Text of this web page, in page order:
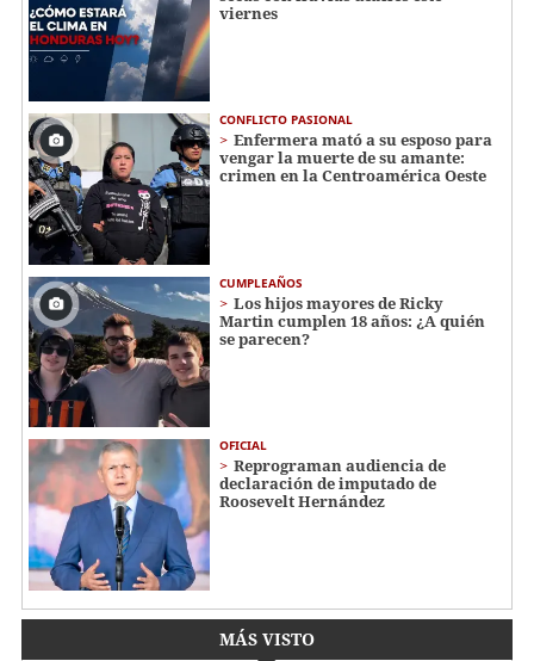
viernes
CONFLICTO PASIONAL
Enfermera mató a su esposo para
vengar la muerte de su amante:
crimen en la Centroamérica Oeste
CUMPLEAÑOS
Los hijos mayores de Ricky
Martin cumplen 18 años: ¿A quién
se parecen?
OFICIAL
Reprograman audiencia de
declaración de imputado de
Roosevelt Hernández
MÁS VISTO